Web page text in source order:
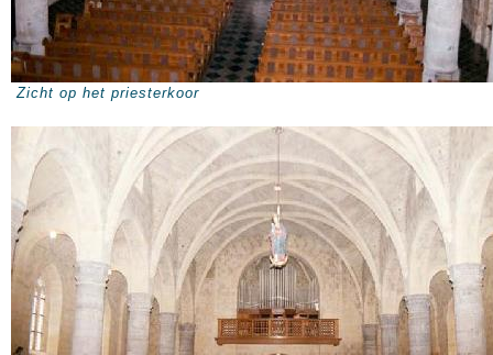
Zicht op het priesterkoor